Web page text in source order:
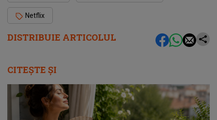
DISTRIBUIE ARTICOLUL
Netflix
CITEȘTE ȘI